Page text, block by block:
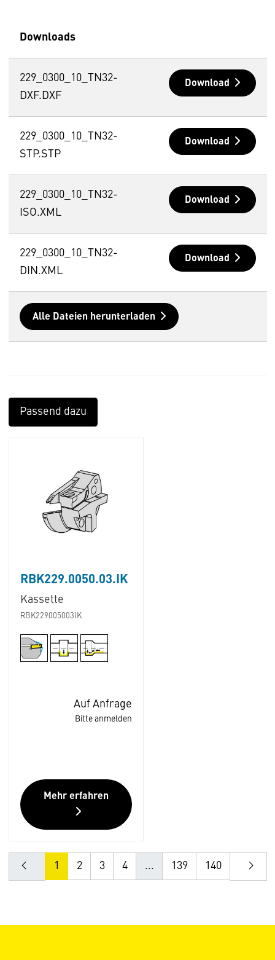
Downloads
229_0300_10_TN32-
DXF.DXF
Download
229_0300_10_TN32-
STP.STP
Download
229_0300_10_TN32-
ISO.XML
Download
229_0300_10_TN32-
DIN.XML
Download
Alle Dateien herunterladen
Passend dazu
RBK229.0050.03.IK
Kassette
RBK229005003IK
Auf Anfrage
Bitte anmelden
Mehr erfahren
1 2 3 4 ... 139 140